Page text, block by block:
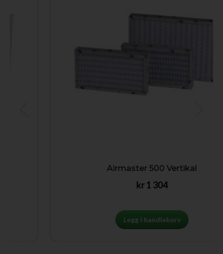
Airmaster 500 Vertikal
1 304
Legg i handlekurv